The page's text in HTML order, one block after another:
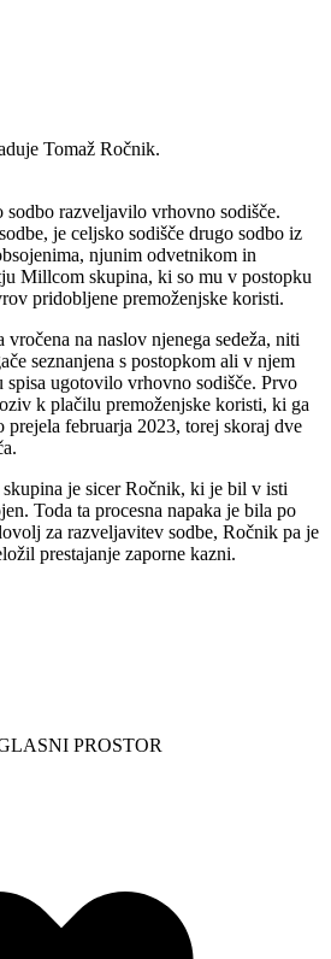
Tomaž Ročnik.
sodbo razveljavilo vrhovno sodišče.
je celjsko sodišče drugo sodbo iz
njunim odvetnikom in
Millcom skupina, ki so mu v postopku
pridobljene premoženjske koristi.
na naslov njenega sedeža, niti
seznanjena s postopkom ali v njem
spisa ugotovilo vrhovno sodišče. Prvo
k plačilu premoženjske koristi, ki ga
februarja 2023, torej skoraj dve
je sicer Ročnik, ki je bil v isti
Toda ta procesna napaka je bila po
za razveljavitev sodbe, Ročnik pa je
prestajanje zaporne kazni.